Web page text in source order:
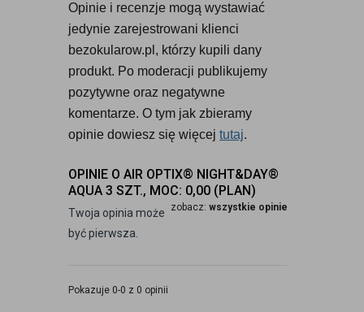
Opinie i recenzje mogą wystawiać
jedynie zarejestrowani klienci
bezokularow.pl, którzy kupili dany
produkt. Po moderacji publikujemy
pozytywne oraz negatywne
komentarze. O tym jak zbieramy
opinie dowiesz się więcej tutaj.
OPINIE O AIR OPTIX® NIGHT&DAY®
AQUA 3 SZT., MOC: 0,00 (PLAN)
zobacz: wszystkie opinie
Twoja opinia może
być pierwsza.
Pokazuje 0-0 z 0 opinii